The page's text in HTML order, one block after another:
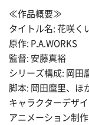
≪作品概要≫
タイトル名: 花咲く
原作: P.A.WORKS
監督: 安藤真裕
シリーズ構成: 岡田
脚本: 岡田麿里、ほ
キャラクターデザ
アニメーション制作